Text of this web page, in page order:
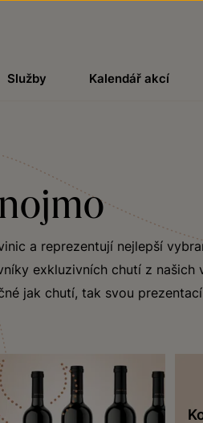
Služby Kalendář akcí
a reprezentují nejlepší
exkluzivních chutí z našich
jak chutí, tak svou